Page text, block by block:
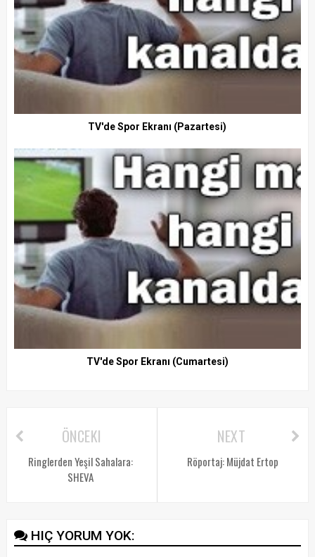
TV'de Spor Ekranı (Pazartesi)
TV'de Spor Ekranı (Cumartesi)
NEXT
Röportaj: Müjdat Ertop
ÖNCEKI
Ringlerden Yeşil Sahalara:
SHEVA
HIÇ YORUM YOK: